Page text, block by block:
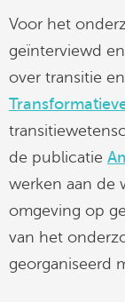
Voor het
geïnterviewd
over transitie
de publicatie
werken aan de
omgeving op
van het
georganiseerd